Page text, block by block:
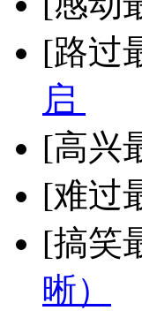
[路过
启
[高兴
[难过
[搞笑
晰）